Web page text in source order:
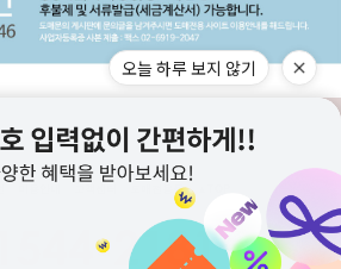
도매전용몰
오늘 하루 보지 않기